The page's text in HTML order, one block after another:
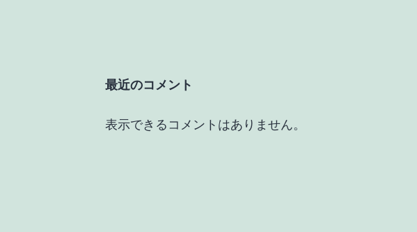
最近のコメント
表示できるコメントはありません。